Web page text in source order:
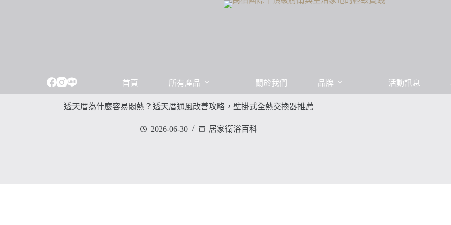
首頁
所有產品 關於我們 品牌 活動訊息
透天厝為什麼容易悶熱？透天厝通風改善攻略，壁掛式全熱交換器推薦
2026-06-30 居家衛浴百科